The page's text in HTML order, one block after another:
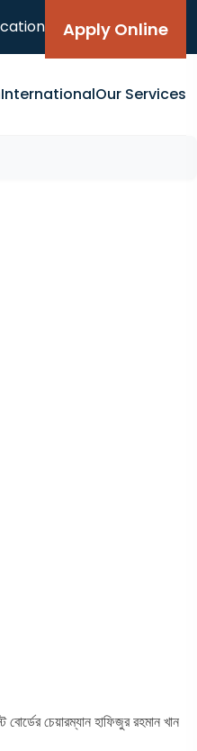
Apply Online
InternationalOur Services
বোর্ডের চেয়ারম্যান হাফিজুর রহমান খান